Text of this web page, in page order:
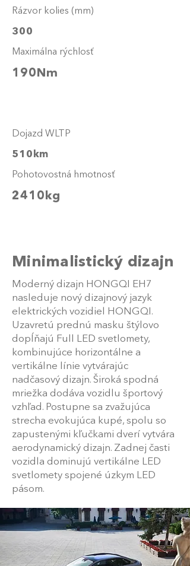
Rázvor kolies (mm)
300
Maximálna rýchlosť
190Nm
Dojazd WLTP
510km
Pohotovostná hmotnosť
2410kg
Minimalistický dizajn
Moderný dizajn HONGQI EH7
nasleduje nový dizajnový jazyk
elektrických vozidiel HONGQI.
Uzavretú prednú masku štýlovo
dopĺňajú Full LED svetlomety,
kombinujúce horizontálne a
vertikálne línie vytvárajúc
nadčasový dizajn. Široká spodná
mriežka dodáva vozidlu športový
vzhľad. Postupne sa zvažujúca
strecha evokujúca kupé, spolu so
zapustenými kľučkami dverí vytvára
aerodynamický dizajn. Zadnej časti
vozidla dominujú vertikálne LED
svetlomety spojené úzkym LED
pásom.